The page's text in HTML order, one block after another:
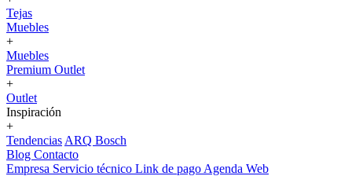
Tejas
Muebles
+
Muebles
Premium Outlet
+
Outlet
Inspiración
+
Tendencias ARQ Bosch
Blog Contacto
Empresa Servicio técnico Link de pago Agenda Web